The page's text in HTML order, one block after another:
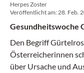
Herpes Zoster
Veröffentlicht am:28. Feb.
Gesundheitswoche
Den Begriff
Österreicherinnen
über Ursache und